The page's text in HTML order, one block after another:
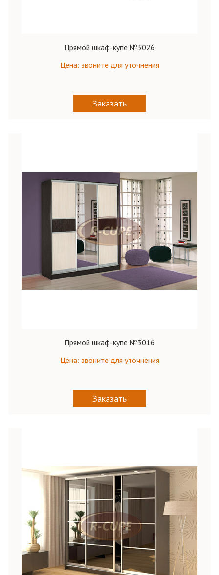
Прямой шкаф-купе №3026
Цена: звоните для уточнения
Заказать
Прямой шкаф-купе №3016
Цена: звоните для уточнения
Заказать